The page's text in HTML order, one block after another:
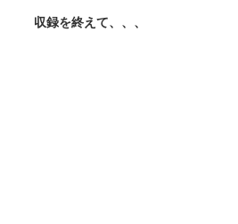
収録を終えて、、、